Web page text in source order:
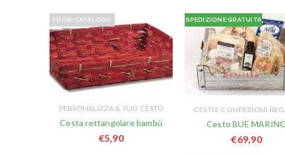
FUORI CATALOGO
PERSONALIZZA IL TUO CESTO
Cesta rettangolare bambù
€5,90
SPEDIZIONE GRATUITA
CESTI E CONFEZIONI
Cesto BUE
€69,90